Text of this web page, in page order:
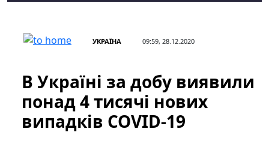
УКРАЇНА 09:59, 28.12.2020
В Україні за добу виявили
понад 4 тисячі нових
випадків COVID-19